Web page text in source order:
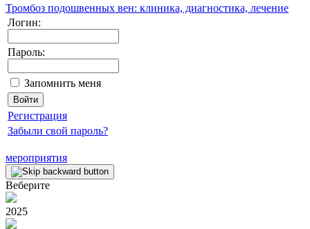
Тромбоз подошвенных вен: клиника, диагностика, лечение
Логин:
Пароль:
Запомнить меня
Регистрация
Забыли свой пароль?
мероприятия
Веберите
2025